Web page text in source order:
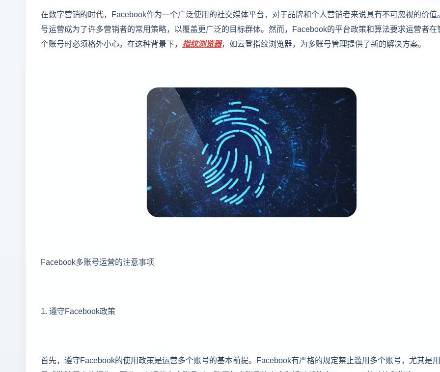
在数字营销的时代，Facebook作为一个广泛使用的社交媒体平台，对于品牌和个人营销者来说具有不可忽视的价值
号运营成为了许多营销者的常用策略，以覆盖更广泛的目标群体。然而，Facebook的平台政策和算法要求运营者在
个账号时必须格外小心。在这种背景下， 指纹浏览器，如云登指纹浏览器，为多账号管理提供了新的解决方案。
Facebook多账号运营的注意事项
1. 遵守Facebook政策
首先，遵守Facebook的使用政策是运营多个账号的基本前提。Facebook有严格的规定禁止滥用多个账号，尤其是